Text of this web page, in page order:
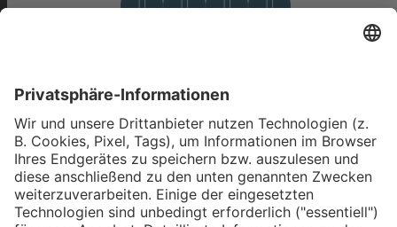
Das könnte Dich auch
interessieren
allgäu.tv Nachrichten -